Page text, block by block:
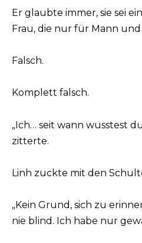
Er glaubte immer, sie sei
Frau, die nur für Mann
Falsch.
Komplett falsch.
„Ich… seit wann wusstest
zitterte.
Linh zuckte mit den
„Kein Grund, sich zu
nie blind. Ich habe nur